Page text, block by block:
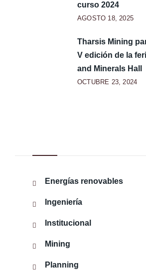
curso 2024
AGOSTO 18, 2025
Tharsis Mining
V edición de la
and Minerals Hall
OCTUBRE 23, 2024
Energías renovables
Ingeniería
Institucional
Mining
Planning